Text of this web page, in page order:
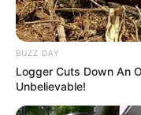
BUZZ DAY
Logger Cuts Down An
Unbelievable!